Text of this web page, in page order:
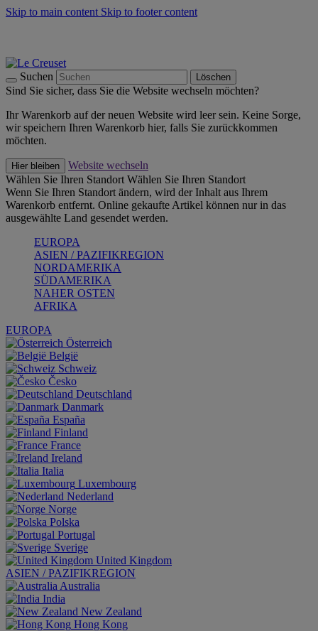
Skip to main content Skip to footer content
Suchen Löschen
Sind Sie sicher, dass Sie die Website wechseln möchten?
Ihr Warenkorb auf der neuen Website wird leer sein. Keine Sorge,
wir speichern Ihren Warenkorb hier, falls Sie zurückkommen
möchten.
Hier bleiben
Website wechseln
Wählen Sie Ihren Standort Wählen Sie Ihren Standort
Wenn Sie Ihren Standort ändern, wird der Inhalt aus Ihrem
Warenkorb entfernt. Online gekaufte Artikel können nur in das
ausgewählte Land gesendet werden.
EUROPA
ASIEN / PAZIFIKREGION
NORDAMERIKA
SÜDAMERIKA
NAHER OSTEN
AFRIKA
EUROPA
Österreich
België
Schweiz
Česko
Deutschland
Danmark
España
Finland
France
Ireland
Italia
Luxembourg
Nederland
Norge
Polska
Portugal
Sverige
United Kingdom
ASIEN / PAZIFIKREGION
Australia
India
New Zealand
Hong Kong